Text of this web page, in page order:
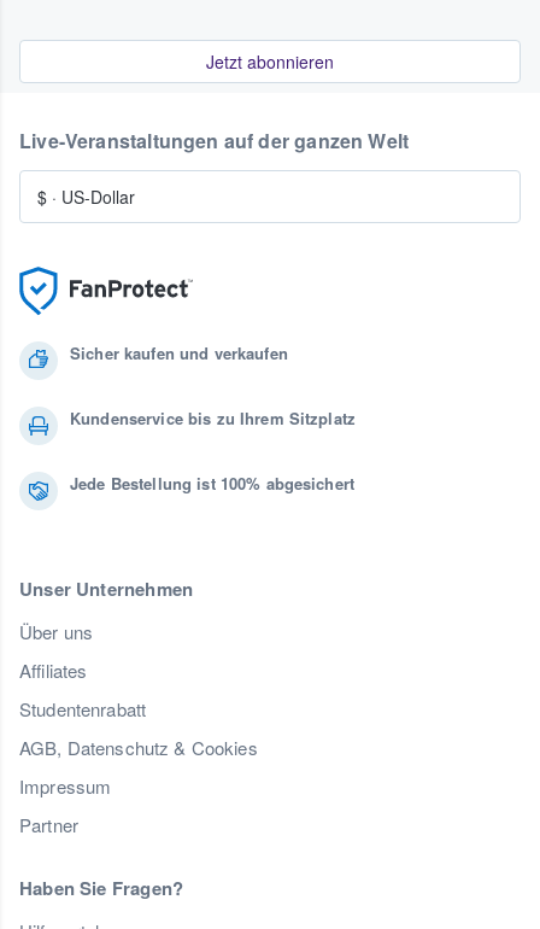
Jetzt abonnieren
Sicher kaufen und verkaufen
Kundenservice bis zu Ihrem Sitzplatz
Jede Bestellung ist 100% abgesichert
Unser Unternehmen
Über uns
Affiliates
Studentenrabatt
AGB, Datenschutz & Cookies
Impressum
Partner
Haben Sie Fragen?
Live-Veranstaltungen auf der ganzen Welt
$ · US-Dollar